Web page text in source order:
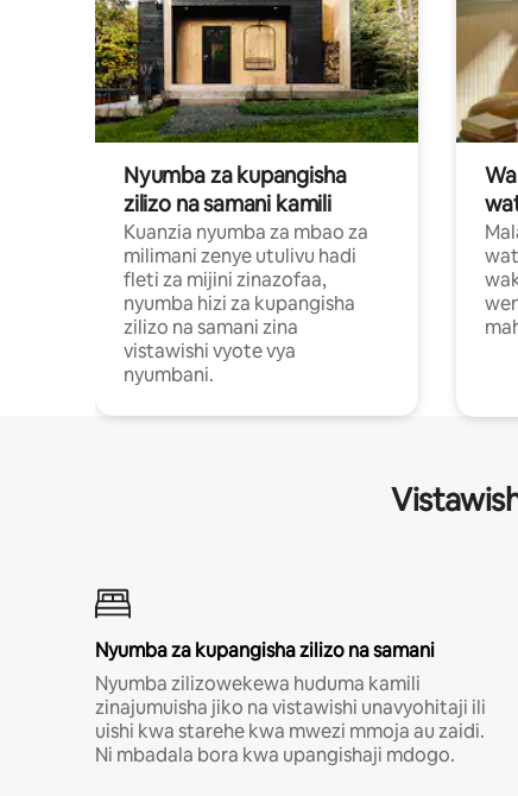
Nyumba za kupangisha
zilizo na samani kamili
Kuanzia nyumba za mbao za
milimani zenye utulivu hadi
fleti za mijini zinazofaa,
nyumba hizi za kupangisha
zilizo na samani zina
vistawishi vyote vya
nyumbani.
Nyumba za kupangisha zilizo na samani
Nyumba zilizowekewa huduma kamili
zinajumuisha jiko na vistawishi unavyohitaji ili
uishi kwa starehe kwa mwezi mmoja au zaidi.
Ni mbadala bora kwa upangishaji mdogo.